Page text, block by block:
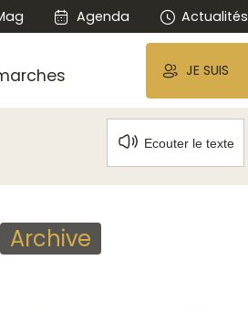
Agenda Actualités
JE SUIS
Ecouter le texte
Archive